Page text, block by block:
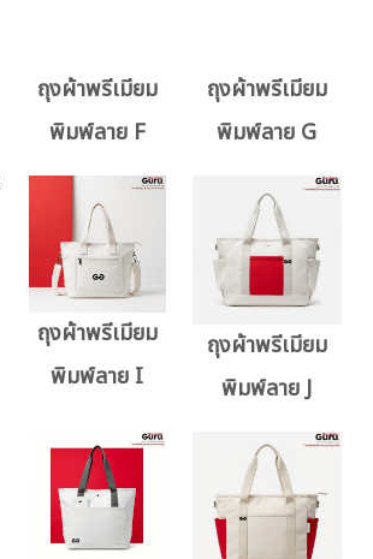
ถุงผ้าพรีเมียม
พิมพ์ลาย F
ถุงผ้าพรีเมียม
พิมพ์ลาย G
ถุงผ้าพรีเมียม
พิมพ์ลาย I
ถุงผ้าพรีเมียม
พิมพ์ลาย J